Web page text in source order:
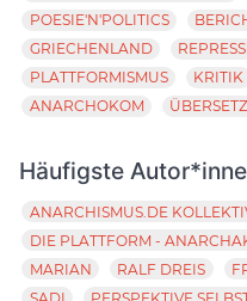
POESIE'N'POLITICS
GRIECHENLAND
PLATTFORMISMUS
KRITIK
ANARCHOKOM
Häufigste
ANARCHISMUS.DE
DIE PLATTFORM -
MARIAN
RALF DREIS